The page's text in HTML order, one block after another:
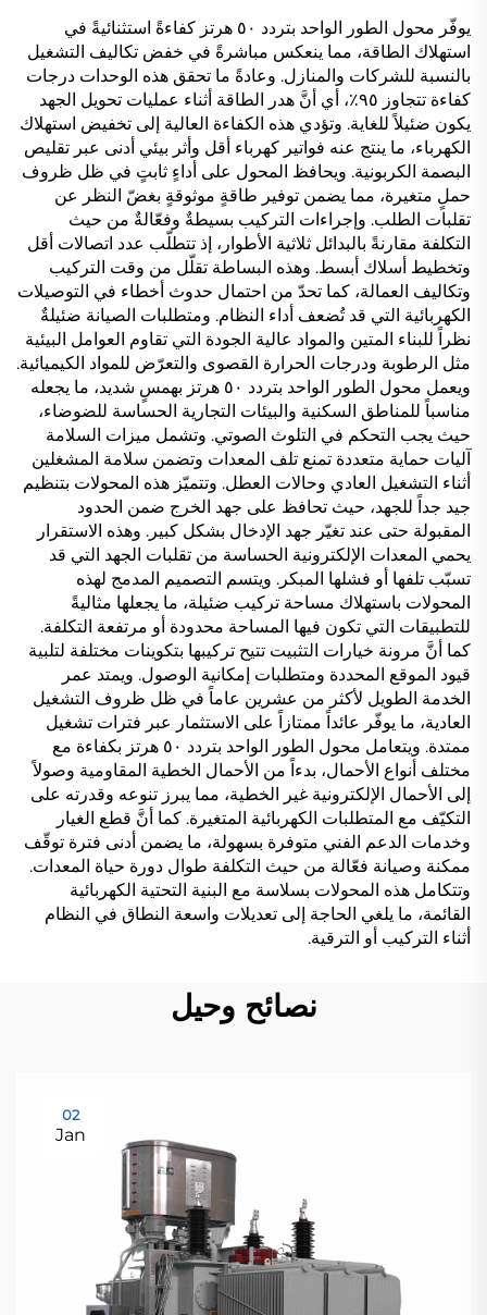
يوفّر محول الطور الواحد بتردد ٥٠ هرتز كفاءةً استثنائيةً في
استهلاك الطاقة، مما ينعكس مباشرةً في خفض تكاليف التشغيل
بالنسبة للشركات والمنازل. وعادةً ما تحقق هذه الوحدات درجات
كفاءة تتجاوز ٩٥٪، أي أنَّ هدر الطاقة أثناء عمليات تحويل الجهد
يكون ضئيلاً للغاية. وتؤدي هذه الكفاءة العالية إلى تخفيض استهلاك
الكهرباء، ما ينتج عنه فواتير كهرباء أقل وأثر بيئي أدنى عبر تقليص
البصمة الكربونية. ويحافظ المحول على أداءٍ ثابتٍ في ظل ظروف
حملٍ متغيرة، مما يضمن توفير طاقةٍ موثوقةٍ بغضّ النظر عن
تقلبات الطلب. وإجراءات التركيب بسيطةٌ وفعّالةٌ من حيث
التكلفة مقارنةً بالبدائل ثلاثية الأطوار، إذ تتطلّب عدد اتصالات أقل
وتخطيط أسلاك أبسط. وهذه البساطة تقلّل من وقت التركيب
وتكاليف العمالة، كما تحدّ من احتمال حدوث أخطاء في التوصيلات
الكهربائية التي قد تُضعف أداء النظام. ومتطلبات الصيانة ضئيلةٌ
نظراً للبناء المتين والمواد عالية الجودة التي تقاوم العوامل البيئية
مثل الرطوبة ودرجات الحرارة القصوى والتعرّض للمواد الكيميائية.
ويعمل محول الطور الواحد بتردد ٥٠ هرتز بهمسٍ شديد، ما يجعله
مناسباً للمناطق السكنية والبيئات التجارية الحساسة للضوضاء،
حيث يجب التحكم في التلوث الصوتي. وتشمل ميزات السلامة
آليات حماية متعددة تمنع تلف المعدات وتضمن سلامة المشغلين
أثناء التشغيل العادي وحالات العطل. وتتميّز هذه المحولات بتنظيم
جيد جداً للجهد، حيث تحافظ على جهد الخرج ضمن الحدود
المقبولة حتى عند تغيّر جهد الإدخال بشكل كبير. وهذه الاستقرار
يحمي المعدات الإلكترونية الحساسة من تقلبات الجهد التي قد
تسبّب تلفها أو فشلها المبكر. ويتسم التصميم المدمج لهذه
المحولات باستهلاك مساحة تركيب ضئيلة، ما يجعلها مثاليةً
للتطبيقات التي تكون فيها المساحة محدودة أو مرتفعة التكلفة.
كما أنَّ مرونة خيارات التثبيت تتيح تركيبها بتكوينات مختلفة لتلبية
قيود الموقع المحددة ومتطلبات إمكانية الوصول. ويمتد عمر
الخدمة الطويل لأكثر من عشرين عاماً في ظل ظروف التشغيل
العادية، ما يوفّر عائداً ممتازاً على الاستثمار عبر فترات تشغيل
ممتدة. ويتعامل محول الطور الواحد بتردد ٥٠ هرتز بكفاءة مع
مختلف أنواع الأحمال، بدءاً من الأحمال الخطية المقاومية وصولاً
إلى الأحمال الإلكترونية غير الخطية، مما يبرز تنوعه وقدرته على
التكيّف مع المتطلبات الكهربائية المتغيرة. كما أنَّ قطع الغيار
وخدمات الدعم الفني متوفرة بسهولة، ما يضمن أدنى فترة توقّف
ممكنة وصيانة فعّالة من حيث التكلفة طوال دورة حياة المعدات.
وتتكامل هذه المحولات بسلاسة مع البنية التحتية الكهربائية
القائمة، ما يلغي الحاجة إلى تعديلات واسعة النطاق في النظام
أثناء التركيب أو الترقية.
نصائح وحيل
02
Jan